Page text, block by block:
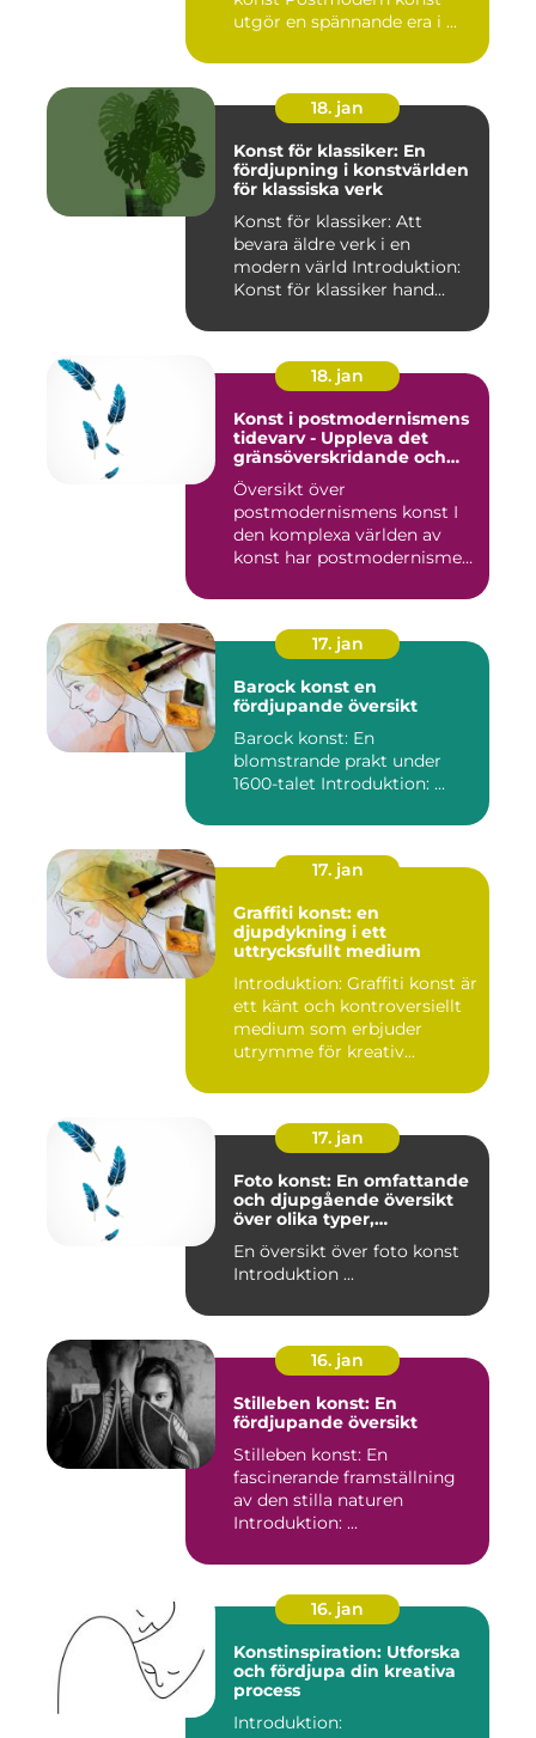
utgör en spännande era i ...
18. jan
Konst för klassiker: En
fördjupning i konstvärlden
för klassiska verk
Konst för klassiker: Att
bevara äldre verk i en
modern värld Introduktion:
Konst för klassiker hand...
18. jan
Konst i postmodernismens
tidevarv - Uppleva det
gränsöverskridande och
mångfacetterade
Översikt över
postmodernismens konst I
den komplexa världen av
konst har postmodernismen
17. jan
Barock konst en
fördjupande översikt
Barock konst: En
blomstrande prakt under
1600-talet Introduktion: ...
17. jan
Graffiti konst: en
djupdykning i ett
uttrycksfullt medium
Introduktion: Graffiti konst är
ett känt och kontroversiellt
medium som erbjuder
utrymme för kreativ...
17. jan
Foto konst: En omfattande
och djupgående översikt
över olika typer,
aspekter
En översikt över foto konst
Introduktion ...
16. jan
Stilleben konst: En
fördjupande översikt
Stilleben konst: En
fascinerande framställning
av den stilla naturen
Introduktion: ...
16. jan
Konstinspiration: Utforska
och fördjupa din kreativa
process
Introduktion: